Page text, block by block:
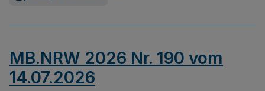
MB.NRW 2026 Nr. 190 vom
14.07.2026